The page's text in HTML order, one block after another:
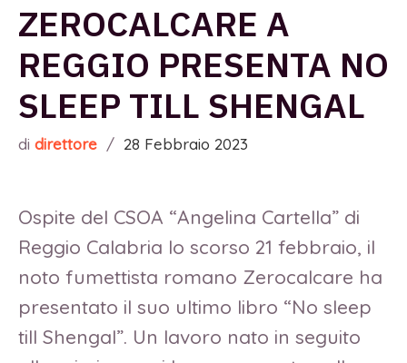
ZEROCALCARE A
REGGIO PRESENTA NO
SLEEP TILL SHENGAL
di direttore / 28 Febbraio 2023
Ospite del CSOA “Angelina Cartella” di
Reggio Calabria lo scorso 21 febbraio, il
noto fumettista romano Zerocalcare ha
presentato il suo ultimo libro “No sleep
till Shengal”. Un lavoro nato in seguito